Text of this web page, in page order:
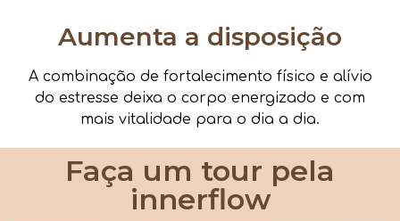
Aumenta a disposição
A combinação de fortalecimento físico e alívio
do estresse deixa o corpo energizado e com
mais vitalidade para o dia a dia.
Faça um tour pela
innerflow